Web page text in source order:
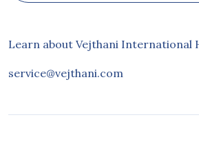
Learn about Vejthani International
service@vejthani.com